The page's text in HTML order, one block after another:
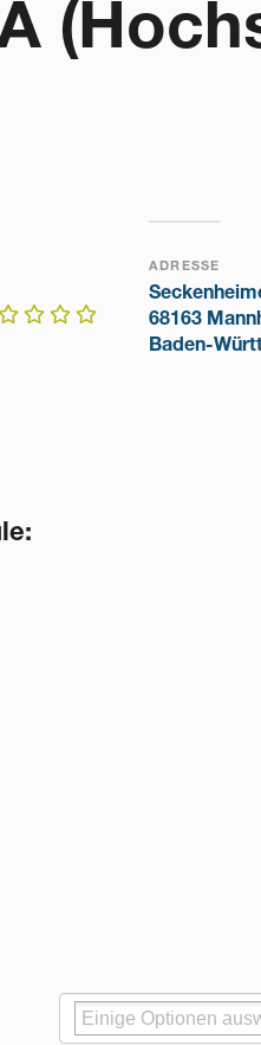
ADRESSE
68163
Baden-